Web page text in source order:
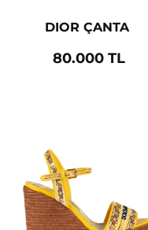
DIOR ÇANTA
80.000 TL